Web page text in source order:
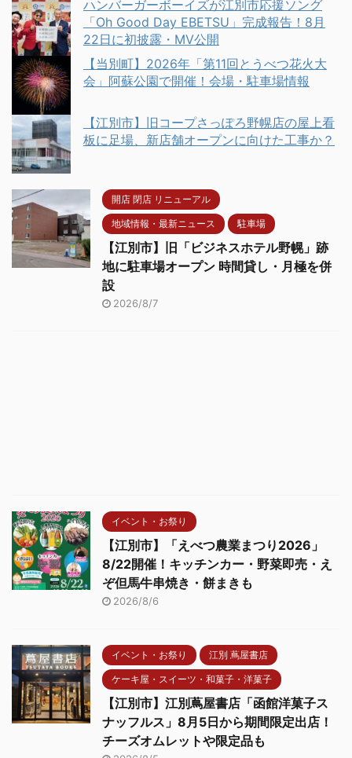
ハンバーガーボーイズが江別市応援ソング
「Oh Good Day EBETSU」完成報告！8月
22日に初披露・MV公開
【当別町】2026年「第11回とうべつ花火大
会」阿蘇公園で開催！会場・駐車場情報
【江別市】旧コープさっぽろ野幌店の屋上看
板に足場、新店舗オープンに向けた工事か？
開店 閉店 リニューアル
地域情報・最新ニュース 駐車場
【江別市】旧「ビジネスホテル野幌」跡
地に駐車場オープン 時間貸し・月極を併
設
2026/8/7
イベント・お祭り
【江別市】「えべつ農業まつり2026」
8/22開催！キッチンカー・野菜即売・え
ぞ但馬牛串焼き・餅まきも
2026/8/6
イベント・お祭り 江別 蔦屋書店
ケーキ屋・スイーツ・和菓子・洋菓子
【江別市】江別蔦屋書店「函館洋菓子ス
ナッフルス」8月5日から期間限定出店！
チーズオムレットや限定品も